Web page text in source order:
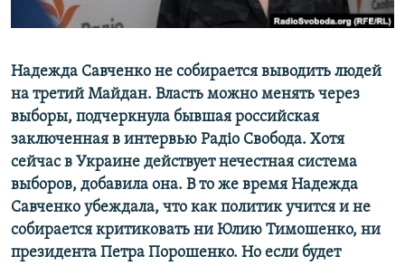
Все сайты RFE/RL
Надежда Савченко не собирается выводить людей
на третий Майдан. Власть можно менять через
выборы, подчеркнула бывшая российская
заключенная в интервью Радіо Свобода. Хотя
сейчас в Украине действует нечестная система
выборов, добавила она. В то же время Надежда
Савченко убеждала, что как политик учится и не
собирается критиковать ни Юлию Тимошенко, ни
президента Петра Порошенко. Но если будет